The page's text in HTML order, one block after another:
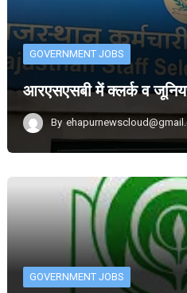
GOVERNMENT JOBS
आरएसएसबी में क्लर्क व
By
GOVERNMENT JOBS